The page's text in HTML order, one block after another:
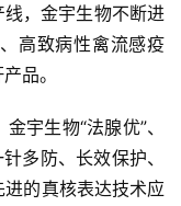
，金宇生物不断进
高致病性禽流感疫
品。
宇生物“法腺优”、
多防、长效保护、
的真核表达技术应